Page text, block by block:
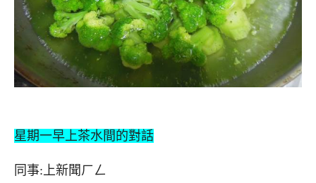
星期一早上茶水間的對話
同事:上新聞ㄏㄥ